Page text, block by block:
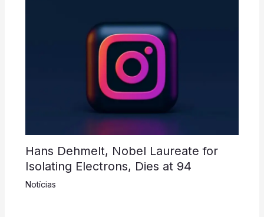
Hans Dehmelt, Nobel Laureate for
Isolating Electrons, Dies at 94
Notícias